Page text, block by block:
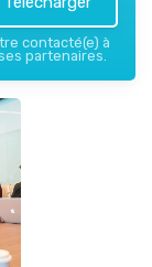
contacté(e) à
partenaires.